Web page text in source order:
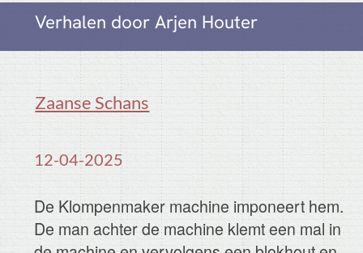
Verhalen door Arjen Houter
Zaanse Schans
12-04-2025
De Klompenmaker machine imponeert hem.
De man achter de machine klemt een mal in
de machine en vervolgens een blokhout en
laat dit snel rond draaien. De machine volgt
de mal gehoorzaam en snijdt het hout tot een
klomp. De machine maakt een enorm
kabaal…